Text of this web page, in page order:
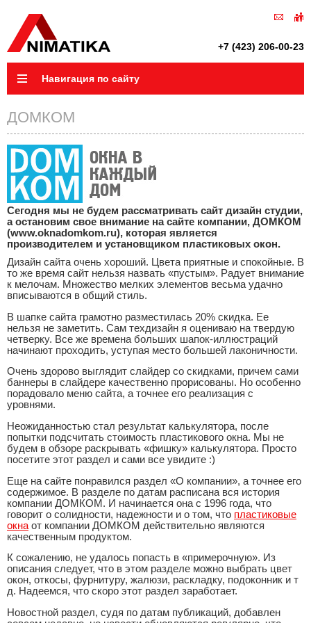
+7 (423) 206-00-23
Навигация по сайту
ДОМКОМ
Сегодня мы не будем рассматривать сайт дизайн студии,
а остановим свое внимание на сайте компании, ДОМКОМ
(www.oknadomkom.ru), которая является
производителем и установщиком пластиковых окон.
Дизайн сайта очень хороший. Цвета приятные и спокойные. В
то же время сайт нельзя назвать «пустым». Радует внимание
к мелочам. Множество мелких элементов весьма удачно
вписываются в общий стиль.
В шапке сайта грамотно разместилась 20% скидка. Ее
нельзя не заметить. Сам техдизайн я оцениваю на твердую
четверку. Все же времена больших шапок-иллюстраций
начинают проходить, уступая место большей лаконичности.
Очень здорово выглядит слайдер со скидками, причем сами
баннеры в слайдере качественно прорисованы. Но особенно
порадовало меню сайта, а точнее его реализация с
уровнями.
Неожиданностью стал результат калькулятора, после
попытки подсчитать стоимость пластикового окна. Мы не
будем в обзоре раскрывать «фишку» калькулятора. Просто
посетите этот раздел и сами все увидите :)
Еще на сайте понравился раздел «О компании», а точнее его
содержимое. В разделе по датам расписана вся история
компании ДОМКОМ. И начинается она с 1996 года, что
говорит о солидности, надежности и о том, что пластиковые
окна от компании ДОМКОМ действительно являются
качественным продуктом.
К сожалению, не удалось попасть в «примерочную». Из
описания следует, что в этом разделе можно выбрать цвет
окон, откосы, фурнитуру, жалюзи, раскладку, подоконник и т
д. Надеемся, что скоро этот раздел заработает.
Новостной раздел, судя по датам публикаций, добавлен